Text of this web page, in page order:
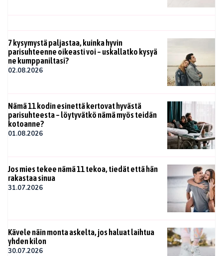
7 kysymystä paljastaa, kuinka hyvin
parisuhteenne oikeasti voi – uskallatko kysyä
ne kumppaniltasi?
02.08.2026
Nämä 11 kodin esinettä kertovat hyvästä
parisuhteesta – löytyvätkö nämä myös teidän
kotoanne?
01.08.2026
Jos mies tekee nämä 11 tekoa, tiedät että hän
rakastaa sinua
31.07.2026
Kävele näin monta askelta, jos haluat laihtua
yhden kilon
30.07.2026